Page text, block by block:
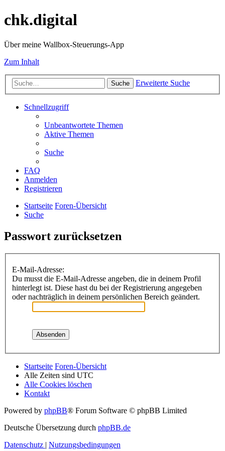
chk.digital
Über meine Wallbox-Steuerungs-App
Zum Inhalt
Suche Erweiterte Suche
Schnellzugriff
Unbeantwortete Themen
Aktive Themen
Suche
FAQ
Anmelden
Registrieren
Startseite Foren-Übersicht
Suche
Passwort zurücksetzen
E-Mail-Adresse:
Du musst die E-Mail-Adresse angeben, die in deinem Profil
hinterlegt ist. Diese hast du bei der Registrierung angegeben
oder nachträglich in deinem persönlichen Bereich geändert.
Startseite Foren-Übersicht
Alle Zeiten sind UTC
Alle Cookies löschen
Kontakt
Powered by phpBB® Forum Software © phpBB Limited
Deutsche Übersetzung durch phpBB.de
Datenschutz | Nutzungsbedingungen